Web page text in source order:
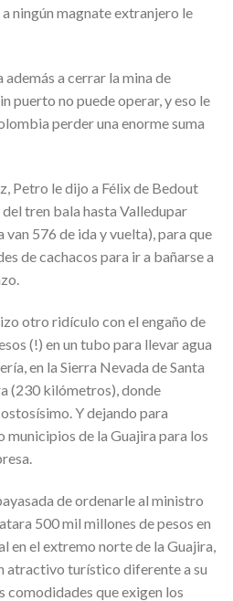
ningún magnate extranjero le
a cerrar la mina de
puerto no puede operar, y eso le
perder una enorme suma
Petro le dijo a Félix de Bedout
tren bala hasta Valledupar
576 de ida y vuelta), para que
de cachacos para ir a bañarse a
otro ridículo con el engaño de
(!) en un tubo para llevar agua
en la Sierra Nevada de Santa
(230 kilómetros), donde
Y dejando para
municipios de la Guajira para los
de ordenarle al ministro
500 mil millones de pesos en
en el extremo norte de la Guajira,
atractivo turístico diferente a su
comodidades que exigen los